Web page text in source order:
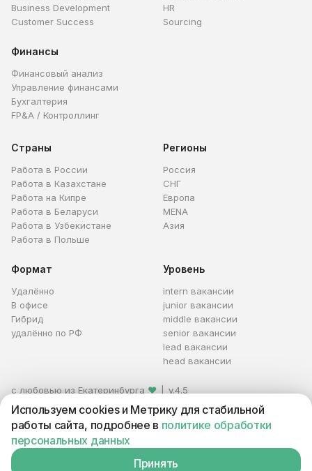
Business Development
Customer Success
HR
Sourcing
Финансы
Финансовый анализ
Управление финансами
Бухгалтерия
FP&A / Контроллинг
Страны
Работа в России
Работа в Казахстане
Работа на Кипре
Работа в Беларуси
Работа в Узбекистане
Работа в Польше
Регионы
Россия
СНГ
Европа
MENA
Азия
Формат
Удалённо
В офисе
Гибрид
удалённо по РФ
Уровень
intern вакансии
junior вакансии
middle вакансии
senior вакансии
lead вакансии
head вакансии
с любовью из Екатеринбурга ❤
v.4.5
© 2026 HireHi
Каталог профессий
Оферта
Условия
Персональные данные
Реклама
ИП Захаров Антон Алексеевич · ИНН 663005711880 · ОГРНИП
321665800059102
Используем cookies и Метрику для стабильной
работы сайта, подробнее в политике обработки
персональных данных
Принять